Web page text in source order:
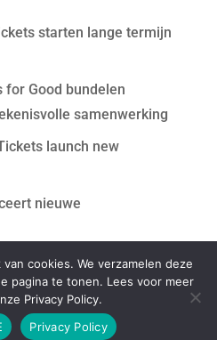
starten lange termijn
for Good bundelen
samenwerking
launch new
nieuwe
cookies. We verzamelen deze
pagina te tonen. Lees voor meer
Privacy Policy.
Privacy Policy